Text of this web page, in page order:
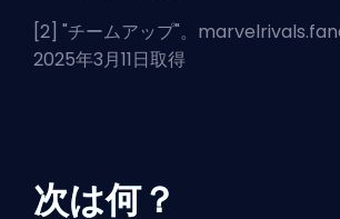
[2] "チームアップ"。
2025年3月11日取得
次は何？